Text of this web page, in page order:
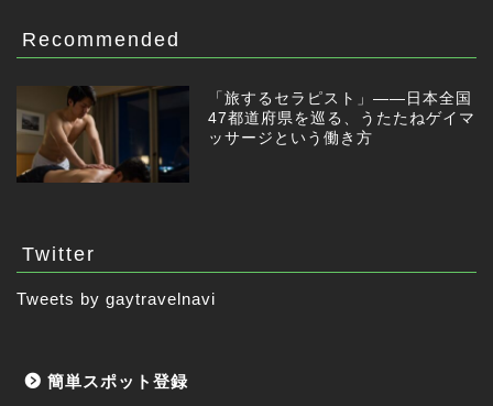
Recommended
「旅するセラピスト」——日本全国
47都道府県を巡る、うたたねゲイマ
ッサージという働き方
Twitter
Tweets by gaytravelnavi
簡単スポット登録